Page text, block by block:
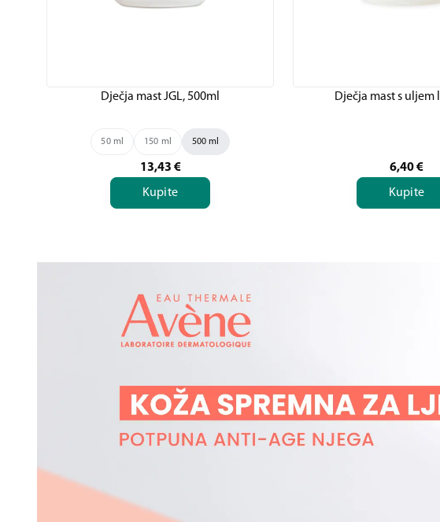
Dječja mast JGL, 500ml
50 ml 150 ml 500 ml
13,43 €
Kupite
Dječja mast s uljem
6,40€
Kupite